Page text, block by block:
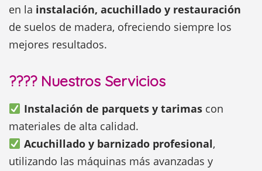
en la instalación, acuchillado y restauración
de suelos de madera, ofreciendo siempre los
mejores resultados.
????️ Nuestros Servicios
Instalación de parquets y tarimascon
materiales de alta calidad.
Acuchillado y barnizado profesional,
utilizando las máquinas más avanzadas y